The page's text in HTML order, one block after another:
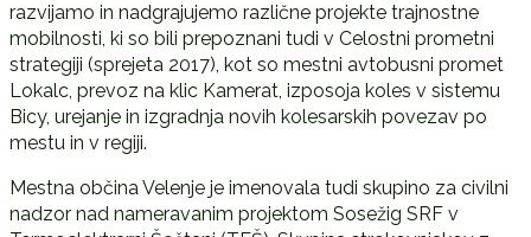
razvijamo in nadgrajujemo različne projekte trajnostne
mobilnosti, ki so bili prepoznani tudi v Celostni prometni
strategiji (sprejeta 2017), kot so mestni avtobusni promet
Lokalc, prevoz na klic Kamerat, izposoja koles v sistemu
Bicy, urejanje in izgradnja novih kolesarskih povezav po
mestu in v regiji.
Mestna občina Velenje je imenovala tudi skupino za civilni
nadzor nad nameravanim projektom Sosežig SRF v